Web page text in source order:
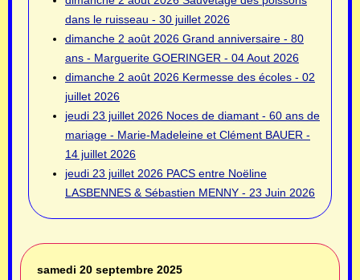
dans le ruisseau - 30 juillet 2026
dimanche 2 août 2026 Grand anniversaire - 80
ans - Marguerite GOERINGER - 04 Aout 2026
dimanche 2 août 2026 Kermesse des écoles - 02
juillet 2026
jeudi 23 juillet 2026 Noces de diamant - 60 ans de
mariage - Marie-Madeleine et Clément BAUER -
14 juillet 2026
jeudi 23 juillet 2026 PACS entre Noëline
LASBENNES & Sébastien MENNY - 23 Juin 2026
samedi 20 septembre 2025